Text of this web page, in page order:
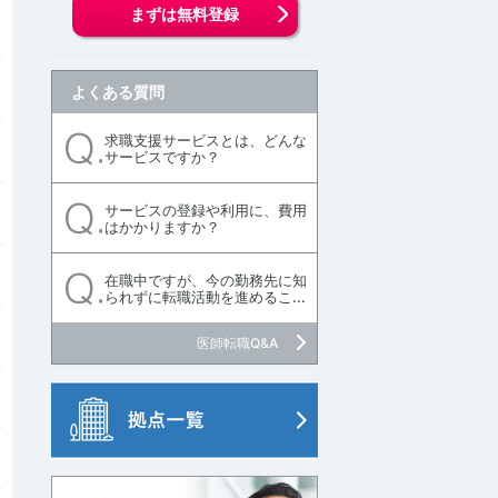
まずは無料登録
よくある質問
求職支援サービスとは、どんな
サービスですか？
サービスの登録や利用に、費用
はかかりますか？
在職中ですが、今の勤務先に知
られずに転職活動を進めるこ...
医師転職Q&A